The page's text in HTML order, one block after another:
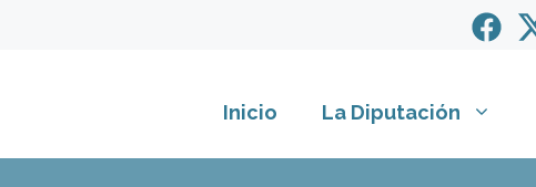
Inicio La Diputación